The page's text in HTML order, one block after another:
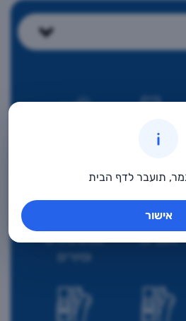
חברה וקהילה
מעון יום
נופש טיולים
וסיורים
תועבר לדף הבית
אישור